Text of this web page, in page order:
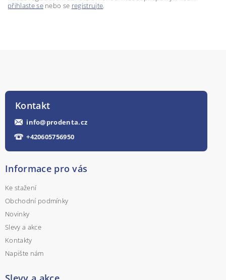
přihlaste senebo se registrujte.
Kontakt
info@prodenta.cz
+420605756950
Informace pro vás
Ke stažení
Obchodní podmínky
Novinky
Slevy a akce
Kontakty
Napište nám